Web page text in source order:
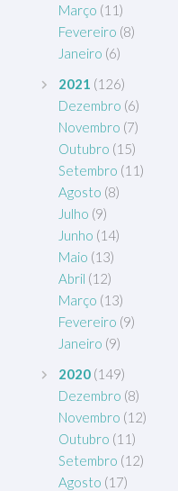
Março (11)
Fevereiro (8)
Janeiro (6)
2021 (126)
Dezembro (6)
Novembro (7)
Outubro (15)
Setembro (11)
Agosto (8)
Julho (9)
Junho (14)
Maio (13)
Abril (12)
Março (13)
Fevereiro (9)
Janeiro (9)
2020 (149)
Dezembro (8)
Novembro (12)
Outubro (11)
Setembro (12)
Agosto (17)